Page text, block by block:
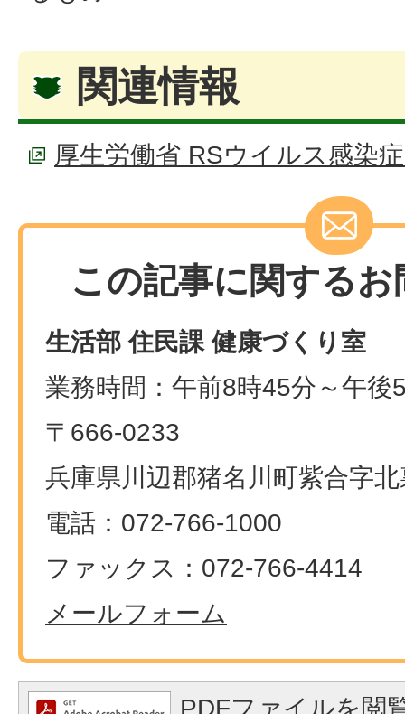
関連情報
厚生労働省 RSウイルス感染
この記事に関する
生活部 住民課 健康づくり室
業務時間：午前8時45分～午後
〒666-0233
兵庫県川辺郡猪名川町紫合字
電話：072-766-1000
ファックス：072-766-4414
メールフォーム
PDFファイルを閲